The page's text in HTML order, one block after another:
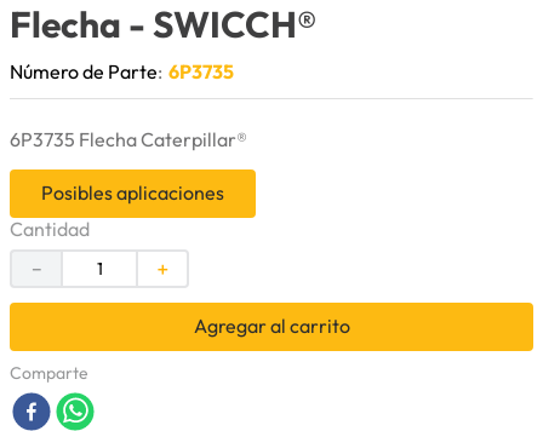
Flecha - SWICCH®
Número de Parte: 6P3735
6P3735 Flecha Caterpillar®
Posibles aplicaciones
Cantidad
＋
－
Agregar al carrito
Comparte